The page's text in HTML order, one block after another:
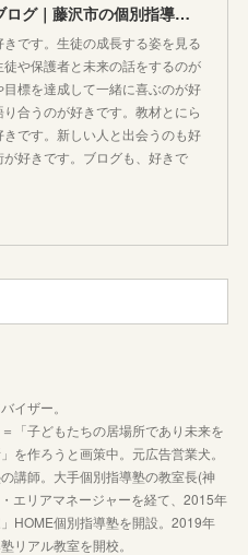
「第二の家」ブログ｜藤沢市の個別指導塾のお話
です。生徒の成長する姿を見る
や保護者と未来の話をするのが
標を達成して一緒に喜ぶのが好
合うのが好きです。教材とにら
です。新しい人と出会うのも好
が好きです。ブログも、好きで
イザー。
「子どもたちの居場所であり未来を
を作ろうと画策中。元広告営業犬。
講師。大手個別指導塾の教室長(神
エリアマネージャーを経て、2015年
HOME個別指導塾を開設。2019年
リアル教室を開校。